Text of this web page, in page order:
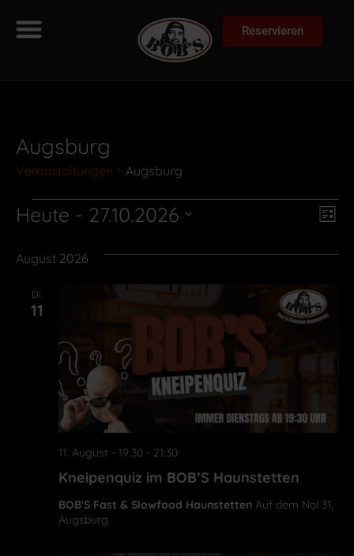
Reservieren
Augsburg
Veranstaltungen Augsburg
Liste
Heute - 27.10.2026
August 2026
DI.
11
Kneipenquiz im BOB’S Haunstetten
11. August - 19:30- 21:30
BOB'S Fast & Slowfood Haunstetten Auf dem Nol 31,
Augsburg